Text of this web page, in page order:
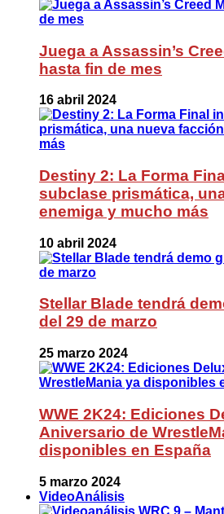
Juega a Assassin’s
hasta fin de mes
16 abril 2024
Destiny 2: La Forma
subclase prismática,
enemiga y mucho más
10 abril 2024
Stellar Blade tendrá
del 29 de marzo
25 marzo 2024
WWE 2K24: Ediciones
Aniversario de
disponibles en España
5 marzo 2024
VideoAnálisis